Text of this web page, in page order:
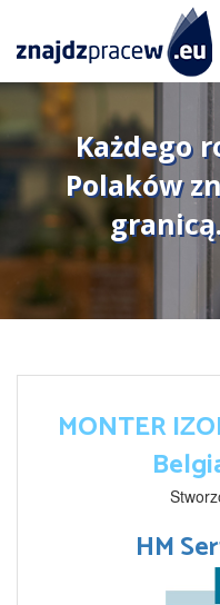
Każdego
Polaków
MONTER
HM